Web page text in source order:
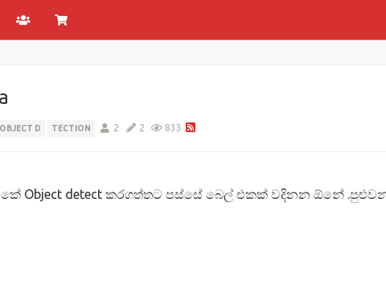
D TECTION 2 2 833
Object detect කරගත්තට පස්සේ බෙල් එකක් වදිනන ඕනේ